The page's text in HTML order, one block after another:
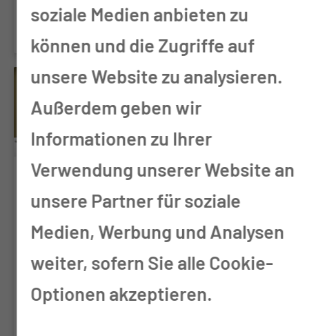
Rechts­
grund­la­
gen
Nachfolgend
erhalten Sie
FAQ´s
Im FAQ-
Bereich zum
soziale Medien anbieten zu
können und die Zugriffe auf
unsere Website zu analysieren.
Außerdem geben wir
Informationen zu Ihrer
Verwendung unserer Website an
unsere Partner für soziale
Medien, Werbung und Analysen
weiter, sofern Sie alle Cookie-
Optionen akzeptieren.